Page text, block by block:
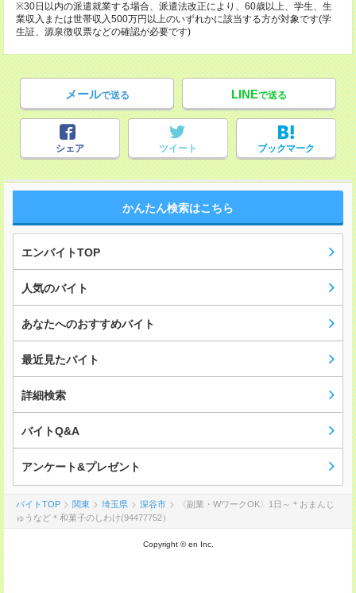
※30日以内の派遣就業する場合、派遣法改正により、60歳以上、学生、生
業収入または世帯収入500万円以上のいずれかに該当する方が対象です(学
生証、源泉徴収票などの確認が必要です)
メールで送る LINEで送る
シェア ツイート ブックマーク
かんたん検索はこちら
エンバイトTOP
人気のバイト
あなたへのおすすめバイト
最近見たバイト
詳細検索
バイトQ&A
アンケート&プレゼント
バイトTOP 関東 埼玉県 深谷市
〈副業・WワークOK〉1日～＊おまんじ
ゅうなど＊和菓子のしわけ(94477752）
Copyright © en Inc.